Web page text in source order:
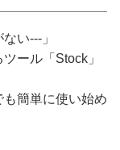
い---」
ール「Stock」
簡単に使い始め